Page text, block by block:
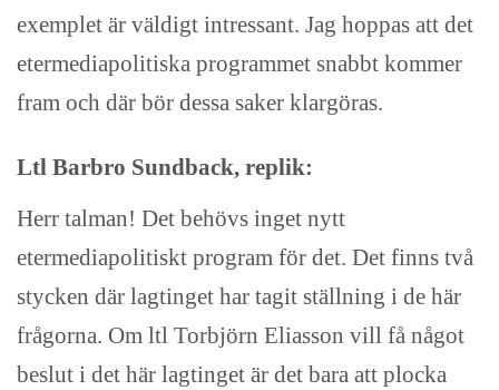
exemplet är väldigt intressant. Jag hoppas att det
etermediapolitiska programmet snabbt kommer
fram och där bör dessa saker klargöras.
Ltl Barbro Sundback, replik:
Herr talman! Det behövs inget nytt
etermediapolitiskt program för det. Det finns två
stycken där lagtinget har tagit ställning i de här
frågorna. Om ltl Torbjörn Eliasson vill få något
beslut i det här lagtinget är det bara att plocka